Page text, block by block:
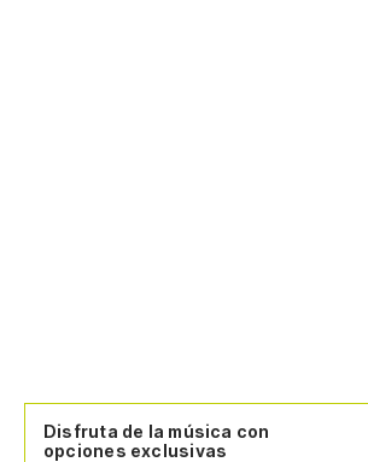
Disfruta de la música con
opciones exclusivas